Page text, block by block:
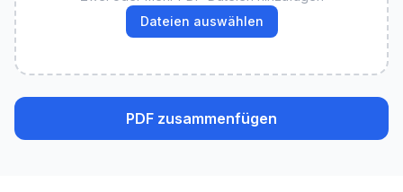
Dateien auswählen
PDF zusammenfügen